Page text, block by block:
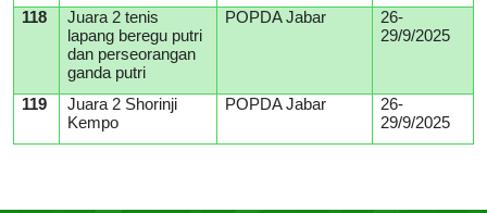
118
Juara 2 tenis
lapang beregu putri
dan perseorangan
ganda putri
POPDA Jabar
26-
29/9/2025
119
Juara 2 Shorinji
Kempo
POPDA Jabar
26-
29/9/2025